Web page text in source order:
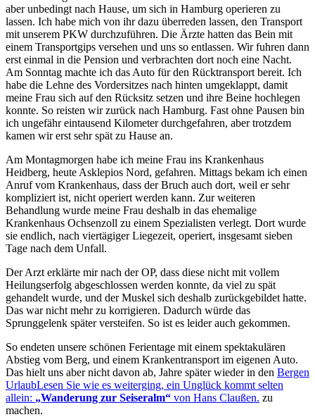
aber unbedingt nach Hause, um sich in Hamburg operieren zu
lassen. Ich habe mich von ihr dazu überreden lassen, den Transport
mit unserem PKW durchzuführen. Die Ärzte hatten das Bein mit
einem Transportgips versehen und uns so entlassen. Wir fuhren dann
erst einmal in die Pension und verbrachten dort noch eine Nacht.
Am Sonntag machte ich das Auto für den Rücktransport bereit. Ich
habe die Lehne des Vordersitzes nach hinten umgeklappt, damit
meine Frau sich auf den Rücksitz setzen und ihre Beine hochlegen
konnte. So reisten wir zurück nach Hamburg. Fast ohne Pausen bin
ich ungefähr eintausend Kilometer durchgefahren, aber trotzdem
kamen wir erst sehr spät zu Hause an.
Am Montagmorgen habe ich meine Frau ins Krankenhaus
Heidberg, heute Asklepios Nord, gefahren. Mittags bekam ich einen
Anruf vom Krankenhaus, dass der Bruch auch dort, weil er sehr
kompliziert ist, nicht operiert werden kann. Zur weiteren
Behandlung wurde meine Frau deshalb in das ehemalige
Krankenhaus Ochsenzoll zu einem Spezialisten verlegt. Dort wurde
sie endlich, nach viertägiger Liegezeit, operiert, insgesamt sieben
Tage nach dem Unfall.
Der Arzt erklärte mir nach der OP, dass diese nicht mit vollem
Heilungserfolg abgeschlossen werden konnte, da viel zu spät
gehandelt wurde, und der Muskel sich deshalb zurückgebildet hatte.
Das war nicht mehr zu korrigieren. Dadurch würde das
Sprunggelenk später versteifen. So ist es leider auch gekommen.
So endeten unsere schönen Ferientage mit einem spektakulären
Abstieg vom Berg, und einem Krankentransport im eigenen Auto.
Das hielt uns aber nicht davon ab, Jahre später wieder in den Bergen
UrlaubLesen Sie wie es weiterging, ein Unglück kommt selten
allein:
Wanderung zur Seiseralm von Hans Claußen. zu
machen.